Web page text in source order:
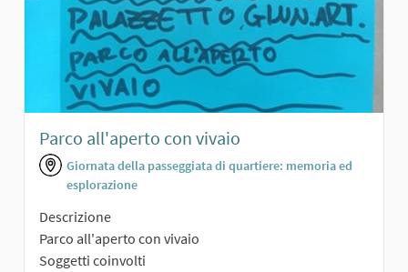
Parco all'aperto con vivaio
Giornata della passeggiata di quartiere: memoria ed
esplorazione
Descrizione
Parco all'aperto con vivaio
Soggetti coinvolti